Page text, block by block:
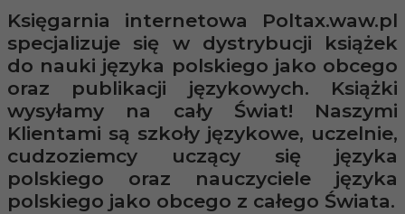
Księgarnia internetowa Poltax.waw.pl
specjalizuje się w dystrybucji książek
do nauki języka polskiego jako obcego
oraz publikacji językowych. Książki
wysyłamy na cały Świat! Naszymi
Klientami są szkoły językowe, uczelnie,
cudzoziemcy uczący się języka
polskiego oraz nauczyciele języka
polskiego jako obcego z całego Świata.